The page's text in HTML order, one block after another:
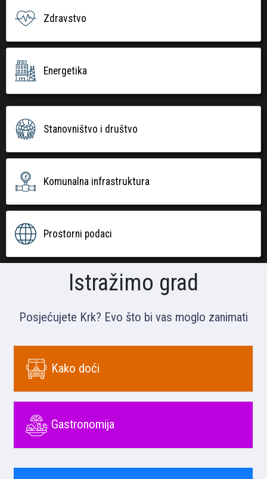
Zdravstvo
Energetika
Stanovništvo i društvo
Komunalna infrastruktura
Prostorni podaci
Istražimo grad
Posjećujete Krk? Evo što bi vas moglo zanimati
Kako doći
Gastronomija